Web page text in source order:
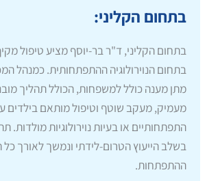
בתחום הקליני:
בתחום הקליני, ד"ר בר-יוסף מציע טיפול
בתחום הנוירולוגיה ההתפתחותית. כמנהל
מתן מענה כולל למשפחות, הכולל תהליך
מעמיק, מעקב שוטף וטיפול מותאם בילדים
התפתחותיים או בעיות נוירולוגיות מולדות.
בשלב הייעוץ הטרום-לידתי ונמשך לאורך
ההתפתחות.